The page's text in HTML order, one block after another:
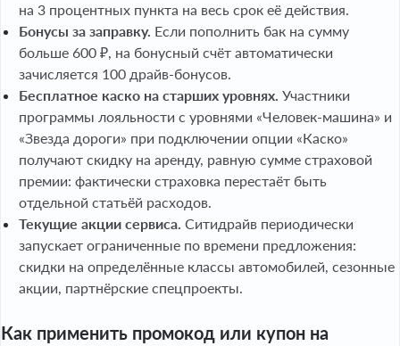
на 3 процентных пункта на весь срок её действия.
Бонусы за заправку. Если пополнить бак на сумму
больше 600 ₽, на бонусный счёт автоматически
зачисляется 100 драйв-бонусов.
Бесплатное каско на старших уровнях. Участники
программы лояльности с уровнями «Человек-машина» и
«Звезда дороги» при подключении опции «Каско»
получают скидку на аренду, равную сумме страховой
премии: фактически страховка перестаёт быть
отдельной статьёй расходов.
Текущие акции сервиса. Ситидрайв периодически
запускает ограниченные по времени предложения:
скидки на определённые классы автомобилей, сезонные
акции, партнёрские спецпроекты.
Как применить промокод или купон на